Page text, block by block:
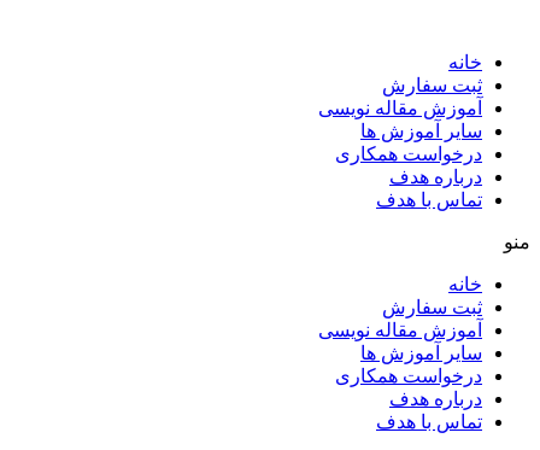
خانه
ثبت سفارش
آموزش مقاله نویسی
سایر آموزش ها
درخواست همکاری
درباره هدف
تماس با هدف
منو
خانه
ثبت سفارش
آموزش مقاله نویسی
سایر آموزش ها
درخواست همکاری
درباره هدف
تماس با هدف